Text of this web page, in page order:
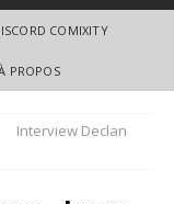
COMIXITY
PROPOS
Interview Declan